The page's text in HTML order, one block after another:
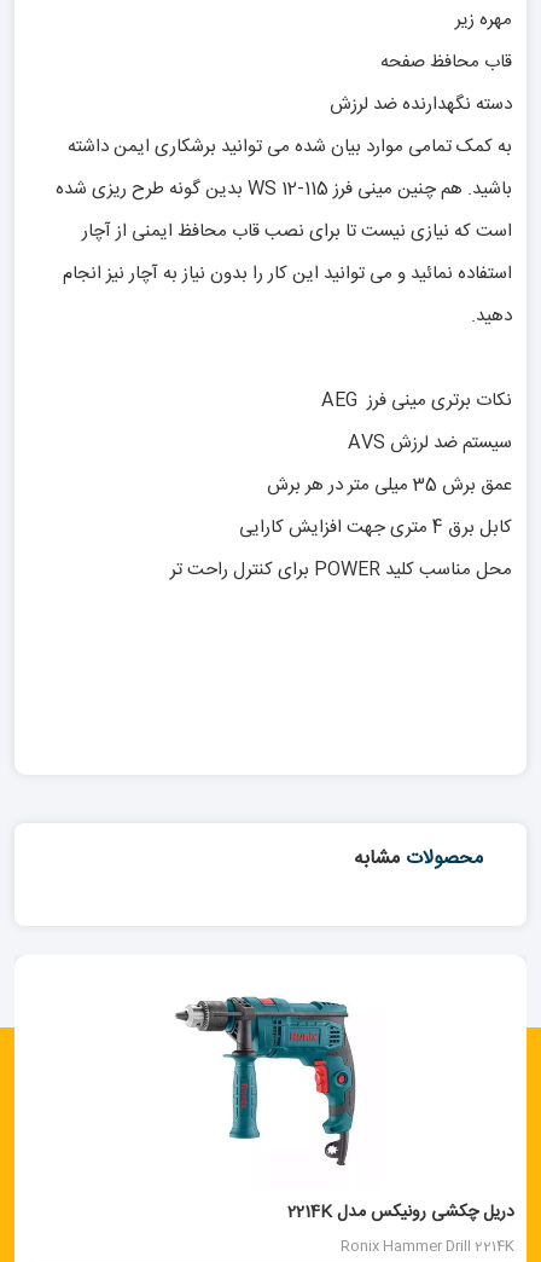
مهره زیر
قاب محافظ صفحه
دسته نگهدارنده ضد لرزش
به کمک تمامی موارد بیان شده می توانید برشکاری ایمن داشته
باشید. هم چنین مینی فرز WS 12-115 بدین گونه طرح ریزی شده
است که نیازی نیست تا برای نصب قاب محافظ ایمنی از آچار
استفاده نمائید و می توانید این کار را بدون نیاز به آچار نیز انجام
دهید.
نکات برتری مینی فرز AEG
سیستم ضد لرزش AVS
عمق برش 35 میلی متر در هر برش
کابل برق 4 متری جهت افزایش کارایی
محل مناسب کلید POWER برای کنترل راحت تر
محصولات مشابه
دریل چکشی رونیکس مدل 2214K
Ronix Hammer Drill 2214K